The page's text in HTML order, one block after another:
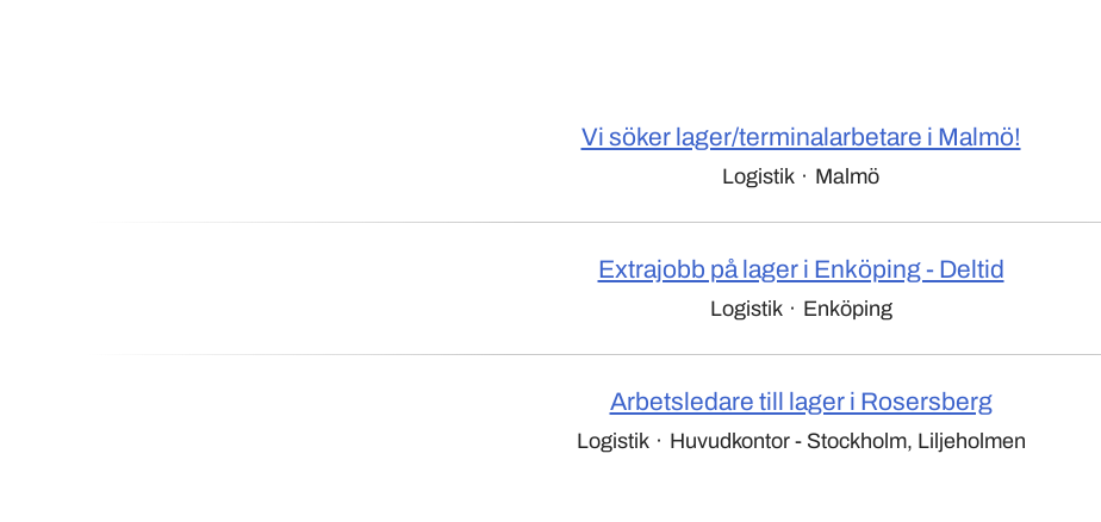
Vi söker lager/terminalarbetare i Malmö!
Logistik · Malmö
Extrajobb på lager i Enköping - Deltid
Logistik · Enköping
Arbetsledare till lager i Rosersberg
Logistik · Huvudkontor - Stockholm, Liljeholmen